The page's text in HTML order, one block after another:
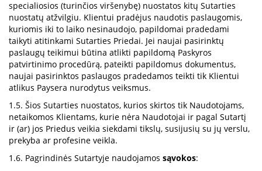
specialiosios (turinčios viršenybę) nuostatos kitų Sutarties
nuostatų atžvilgiu. Klientui pradėjus naudotis paslaugomis,
kuriomis iki to laiko nesinaudojo, papildomai pradedami
taikyti atitinkami Sutarties Priedai. Jei naujai pasirinktų
paslaugų teikimui būtina atlikti papildomą Paskyros
patvirtinimo procedūrą, pateikti papildomus dokumentus,
naujai pasirinktos paslaugos pradedamos teikti tik Klientui
atlikus Paysera nurodytus veiksmus.
1.5. Šios Sutarties nuostatos, kurios skirtos tik Naudotojams,
netaikomos Klientams, kurie nėra Naudotojai ir pagal Sutartį
ir (ar) jos Priedus veikia siekdami tikslų, susijusių su jų verslu,
prekyba ar profesine veikla.
1.6. Pagrindinės Sutartyje naudojamos sąvokos: